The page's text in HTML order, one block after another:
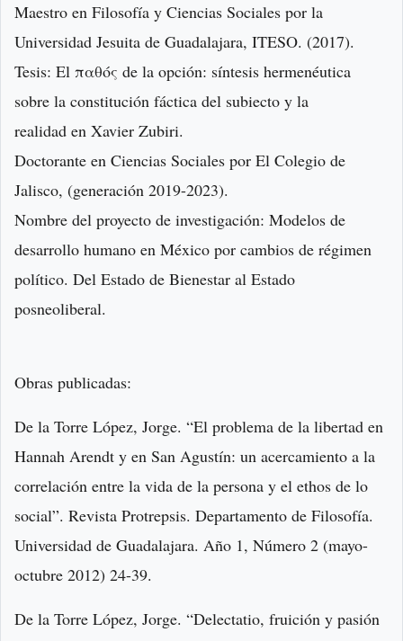
Maestro en Filosofía y Ciencias Sociales por la
Universidad Jesuita de Guadalajara, ITESO. (2017).
Tesis: El παθός de la opción: síntesis hermenéutica
sobre la constitución fáctica del subiecto y la
realidad en Xavier Zubiri.
Doctorante en Ciencias Sociales por El Colegio de
Jalisco, (generación 2019-2023).
Nombre del proyecto de investigación: Modelos de
desarrollo humano en México por cambios de régimen
político. Del Estado de Bienestar al Estado
posneoliberal.
Obras publicadas:
De la Torre López, Jorge. “El problema de la libertad en
Hannah Arendt y en San Agustín: un acercamiento a la
correlación entre la vida de la persona y el ethos de lo
social”. Revista Protrepsis. Departamento de Filosofía.
Universidad de Guadalajara. Año 1, Número 2 (mayo-
octubre 2012) 24-39.
De la Torre López, Jorge. “Delectatio, fruición y pasión